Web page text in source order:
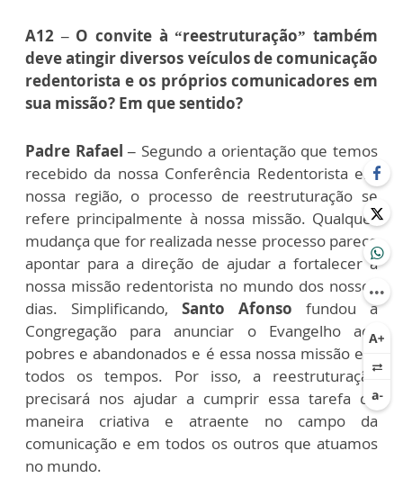
A12 – O convite à “reestruturação” também
deve atingir diversos veículos de comunicação
redentorista e os próprios comunicadores em
sua missão? Em que sentido?
Padre Rafael – Segundo a orientação que temos
recebido da nossa Conferência Redentorista em
nossa região, o processo de reestruturação se
refere principalmente à nossa missão. Qualquer
mudança que for realizada nesse processo parece
apontar para a direção de ajudar a fortalecer a
nossa missão redentorista no mundo dos nossos
dias. Simplificando, Santo Afonso fundou a
Congregação para anunciar o Evangelho aos
pobres e abandonados e é essa nossa missão em
todos os tempos. Por isso, a reestruturação
precisará nos ajudar a cumprir essa tarefa de
maneira criativa e atraente no campo da
comunicação e em todos os outros que atuamos
no mundo.